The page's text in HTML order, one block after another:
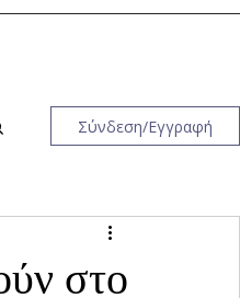
Σύνδεση/Εγγραφή
στο